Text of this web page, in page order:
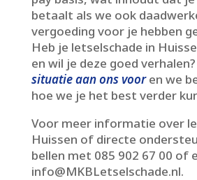
betaalt als we ook
vergoeding voor je hebben
Heb je letselschade in
en wil je deze goed verhalen?
situatie aan ons vooren we
hoe we je het best verder
Voor meer informatie over
Huissen of directe
bellen met 085 902 67 00 of
info@MKBLetselschade.​nl.​